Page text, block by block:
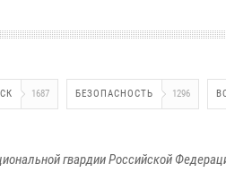
1687 БЕЗОПАСНОСТЬ 1296
гвардии Российской